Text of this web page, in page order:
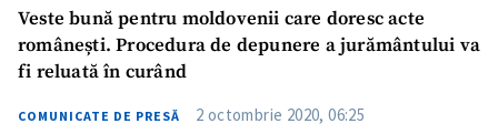
Veste bună pentru moldovenii care doresc acte
românești. Procedura de depunere a jurământului va
fi reluată în curând
COMUNICATE DE PRESĂ 2 octombrie 2020, 06:25